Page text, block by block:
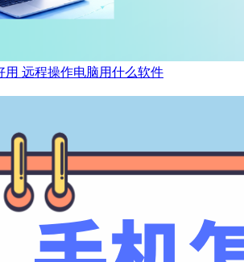
用 远程操作电脑用什么软件